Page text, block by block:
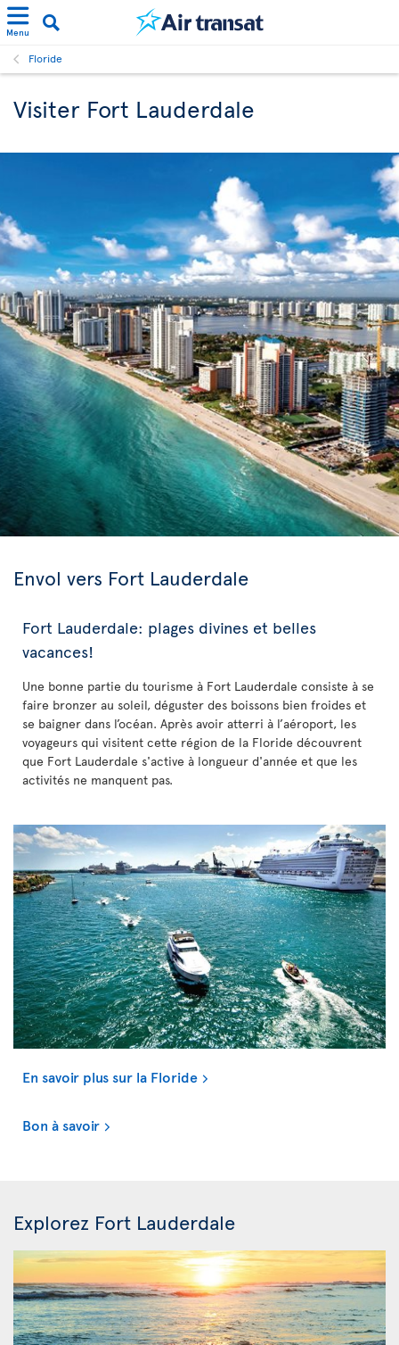
Menu
Floride
Visiter Fort Lauderdale
Envol vers Fort Lauderdale
Fort Lauderdale: plages divines et belles
vacances!
Une bonne partie du tourisme à Fort Lauderdale consiste à se
faire bronzer au soleil, déguster des boissons bien froides et
se baigner dans l’océan. Après avoir atterri à l’aéroport, les
voyageurs qui visitent cette région de la Floride découvrent
que Fort Lauderdale s'active à longueur d'année et que les
activités ne manquent pas.
En savoir plus sur la Floride
Bon à savoir
Explorez Fort Lauderdale